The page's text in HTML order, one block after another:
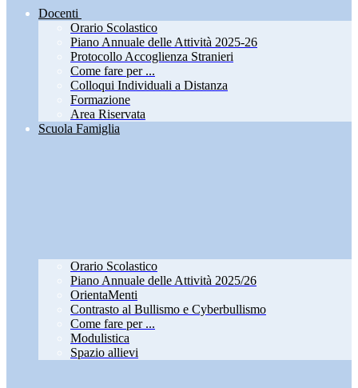
Docenti
Orario Scolastico
Piano Annuale delle Attività 2025-26
Protocollo Accoglienza Stranieri
Come fare per ...
Colloqui Individuali a Distanza
Formazione
Area Riservata
Scuola Famiglia
Orario Scolastico
Piano Annuale delle Attività 2025/26
OrientaMenti
Contrasto al Bullismo e Cyberbullismo
Come fare per ...
Modulistica
Spazio allievi